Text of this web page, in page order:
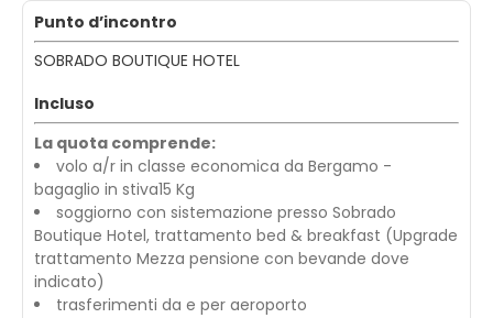
Punto d’incontro
SOBRADO BOUTIQUE HOTEL
Incluso
La quota comprende:
volo a/r in classe economica da Bergamo -
bagaglio in stiva15 Kg
soggiorno con sistemazione presso Sobrado
Boutique Hotel, trattamento bed & breakfast (Upgrade
trattamento Mezza pensione con bevande dove
indicato)
trasferimenti da e per aeroporto